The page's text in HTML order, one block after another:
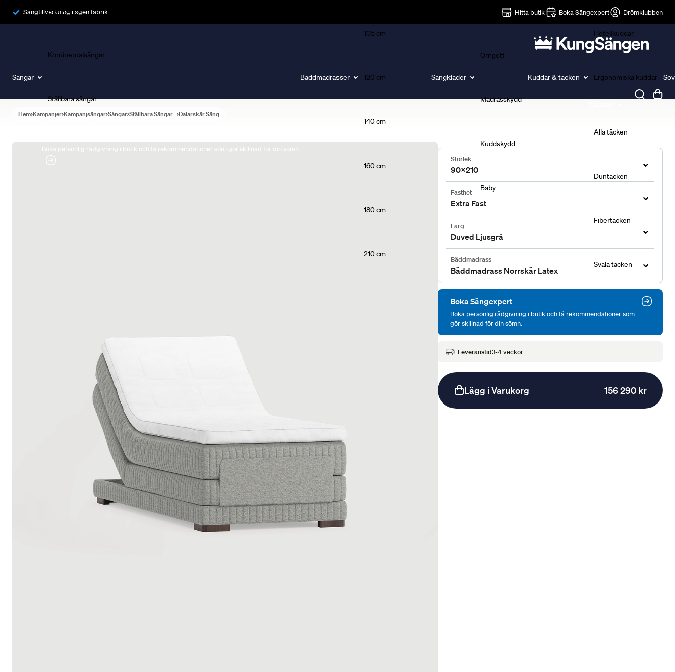
Sängtillverkning i egen fabrik Hitta butik Boka Sängexpert Drömklubben
Sängar
Ramsängar
Kontinentalsängar
Ställbara sängar
Boka personlig rådgivning i butik och få rekommendationer som gör skillnad för din sömn.
Bäddmadrasser
105 cm
120 cm
140 cm
160 cm
180 cm
210 cm
Sängkläder
Örngott
Madrasskydd
Kuddskydd
Baby
Kuddar & täcken
Hotellkuddar
Ergonomiska kuddar
Alla täcken
Duntäcken
Fibertäcken
Svala täcken
Hem Kampanjer Kampanjsängar Sängar Ställbara Sängar Dalarskär Säng
Storlek
90x210
Fasthet
Extra Fast
Färg
Duved Ljusgrå
Bäddmadrass
Bäddmadrass Norrskär Latex
Boka Sängexpert
Boka personlig rådgivning i butik och få rekommendationer som
gör skillnad för din sömn.
Leveranstid3-4 veckor
Lägg i Varukorg 156 290 kr